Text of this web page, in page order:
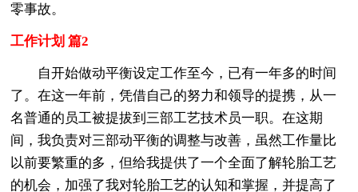
零事故。
工作计划 篇2
自开始做动平衡设定工作至今，已有一年多的时间
了。在这一年前，凭借自己的努力和领导的提携，从一
名普通的员工被提拔到三部工艺技术员一职。在这期
间，我负责对三部动平衡的调整与改善，虽然工作量比
以前要繁重的多，但给我提供了一个全面了解轮胎工艺
的机会，加强了我对轮胎工艺的认知和掌握，并提高了